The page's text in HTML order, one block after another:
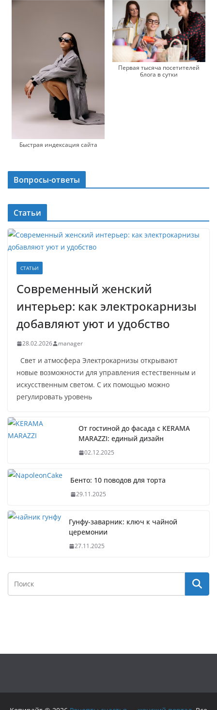
Быстрая индексация сайта
Первая тысяча посетителей
блога в сутки
Вопросы-ответы
Статьи
СТАТЬИ
Современный женский
интерьер: как электрокарнизы
добавляют уют и удобство
28.02.2026 manager
Свет и атмосфера Электрокарнизы открывают
новые возможности для управления естественным и
искусственным светом. С их помощью можно
регулировать уровень
От гостиной до фасада с KERAMA
MARAZZI: единый дизайн
02.12.2025
Бенто: 10 поводов для торта
29.11.2025
Гунфу-заварник: ключ к чайной
церемонии
27.11.2025